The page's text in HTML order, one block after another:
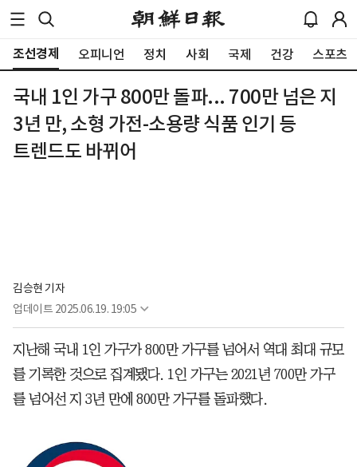
조선경제 오피니언 정치 사회 국제 건강 스포츠
국내 1인 가구 800만 돌파... 700만 넘은 지
3년 만, 소형 가전-소용량 식품 인기 등
트렌드도 바뀌어
김승현 기자
업데이트 2025.06.19. 19:05
지난해 국내 1인 가구가 800만 가구를 넘어서 역대 최대 규모
를 기록한 것으로 집계됐다. 1인 가구는 2021년 700만 가구
를 넘어선 지 3년 만에 800만 가구를 돌파했다.